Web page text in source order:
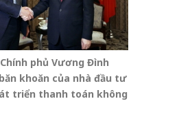
phủ Vương Đình
khoăn của nhà đầu tư
triển thanh toán không